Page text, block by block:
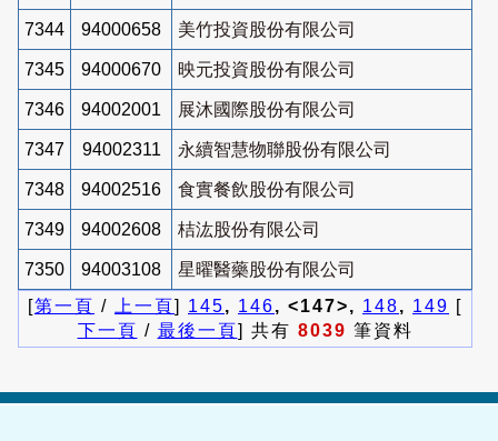
7344 94000658 美竹投資股份有限公司
7345 94000670 映元投資股份有限公司
7346 94002001 展沐國際股份有限公司
7347 94002311 永續智慧物聯股份有限公司
7348 94002516 食實餐飲股份有限公司
7349 94002608 桔汯股份有限公司
7350 94003108
星曜醫藥股份有限公司
[第一頁 / 上一頁] 145, 146, <147>, 148, 149 [
下一頁 / 最後一頁] 共有 8039 筆資料